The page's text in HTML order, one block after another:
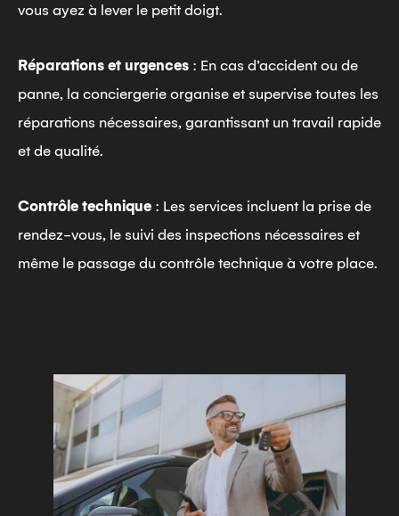
vous ayez à lever le petit doigt.
Réparations et urgences : En cas d’accident ou de
panne, la conciergerie organise et supervise toutes les
réparations nécessaires, garantissant un travail rapide
et de qualité.
Contrôle technique : Les services incluent la prise de
rendez-vous, le suivi des inspections nécessaires et
même le passage du contrôle technique à votre place.